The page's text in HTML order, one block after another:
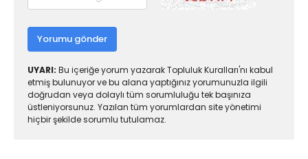
Yorumu gönder
UYARI: Bu içeriğe yorum yazarak Topluluk Kuralları'nı kabul
etmiş bulunuyor ve bu alana yaptığınız yorumunuzla ilgili
doğrudan veya dolaylı tüm sorumluluğu tek başınıza
üstleniyorsunuz. Yazılan tüm yorumlardan site yönetimi
hiçbir şekilde sorumlu tutulamaz.